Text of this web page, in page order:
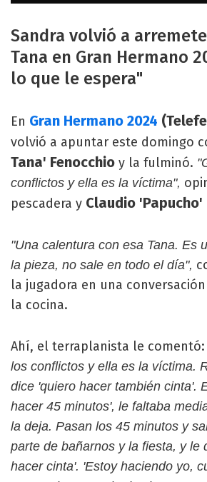
Sandra volvió a
Tana en Gran Hermano
lo que le espera"
En Gran Hermano 2024
volvió a apuntar este domingo
Tana' Fenocchio y la fulminó.
conflictos y ella es la víctima",
pescadera y Claudio 'Papucho'
"Una calentura con esa Tana. Es
la pieza, no sale en todo el día",
la jugadora en una
la cocina.
Ahí, el terraplanista le comentó:
los conflictos y ella es la víctima.
dice 'quiero hacer también cinta'.
hacer 45 minutos', le faltaba
la deja. Pasan los 45 minutos y
parte de bañarnos y la fiesta, y le
hacer cinta'. 'Estoy haciendo yo,